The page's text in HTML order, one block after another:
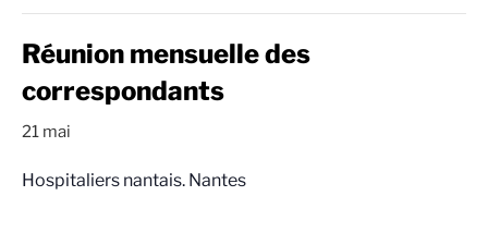
Réunion mensuelle des
correspondants
21 mai
Hospitaliers nantais. Nantes